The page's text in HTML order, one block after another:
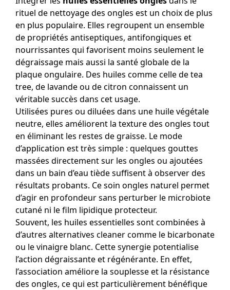
rituel de nettoyage des ongles est un choix de plus
en plus populaire. Elles regroupent un ensemble
de propriétés antiseptiques, antifongiques et
nourrissantes qui favorisent moins seulement le
dégraissage mais aussi la santé globale de la
plaque ongulaire. Des huiles comme celle de tea
tree, de lavande ou de citron connaissent un
véritable succès dans cet usage.
Utilisées pures ou diluées dans une huile végétale
neutre, elles améliorent la texture des ongles tout
en éliminant les restes de graisse. Le mode
d’application est très simple : quelques gouttes
massées directement sur les ongles ou ajoutées
dans un bain d’eau tiède suffisent à observer des
résultats probants. Ce soin ongles naturel permet
d’agir en profondeur sans perturber le microbiote
cutané ni le film lipidique protecteur.
Souvent, les huiles essentielles sont combinées à
d’autres alternatives cleaner comme le bicarbonate
ou le vinaigre blanc. Cette synergie potentialise
l’action dégraissante et régénérante. En effet,
l’association améliore la souplesse et la résistance
des ongles, ce qui est particulièrement bénéfique